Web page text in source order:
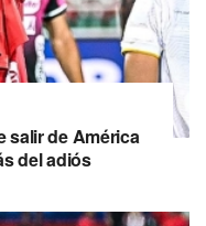
salir de América
del adiós